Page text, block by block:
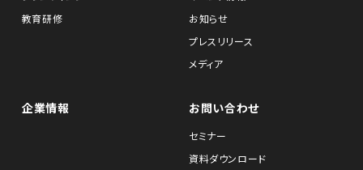
教育研修
お知らせ
プレスリリース
メディア
企業情報 お問い合わせ
セミナー
資料ダウンロード